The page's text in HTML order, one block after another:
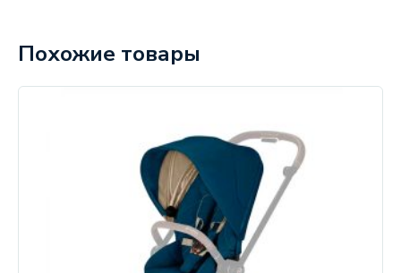
Похожие товары